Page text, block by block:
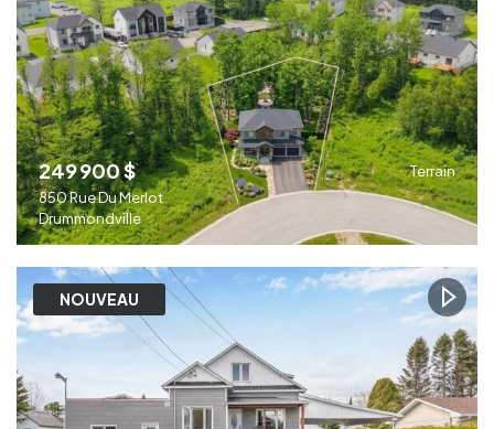
249 900 $
Terrain
850 Rue Du Merlot
Drummondville
NOUVEAU